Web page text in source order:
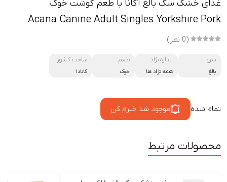
غذای خشک سگ بالغ آکانا با طعم گوشت خوک
Acana Canine Adult Singles Yorkshire Pork
(0 نظر)
سن
بالغ
اندازه نژاد
همه نژاد ها
طعم
خوک
ساخت کشور
کانادا
تمام شده موجود شد خبرم کن
محصولات مرتبط